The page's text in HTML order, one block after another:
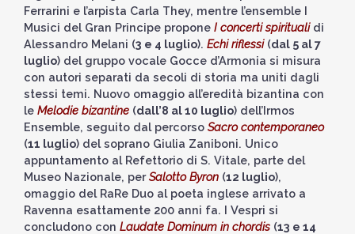
Ferrarini e l’arpista Carla They, mentre l’ensemble I
Musici del Gran Principe propone I concerti spiritualidi
Alessandro Melani (3 e 4 luglio). Echi riflessi(dal 5 al 7
luglio) del gruppo vocale Gocce d’Armonia si misura
con autori separati da secoli di storia ma uniti dagli
stessi temi. Nuovo omaggio all’eredità bizantina con
le Melodie bizantine (dall’8 al 10 luglio) dell’Irmos
Ensemble, seguito dal percorso Sacro contemporaneo
(11 luglio) del soprano Giulia Zaniboni. Unico
appuntamento al Refettorio di S. Vitale, parte del
Museo Nazionale, perSalotto Byron (12 luglio),
omaggio del RaRe Duo al poeta inglese arrivato a
Ravenna esattamente 200 anni fa. I Vespri si
concludono con Laudate Dominum in chordis (13 e 14